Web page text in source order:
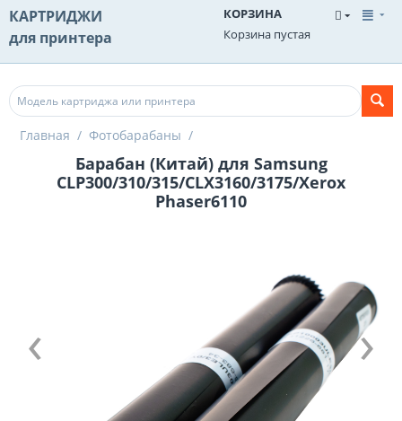
КАРТРИДЖИ
для принтера
КОРЗИНА
Корзина пустая
Главная / Фотобарабаны /
Барабан (Китай) для Samsung
CLP300/310/315/CLX3160/3175/Xerox
Phaser6110